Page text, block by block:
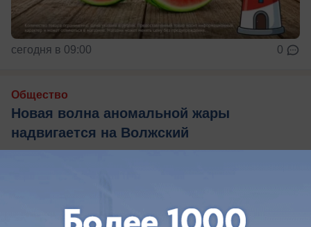
сегодня в 09:00 0
Общество
Новая волна аномальной жары
надвигается на Волжский
Прогноз